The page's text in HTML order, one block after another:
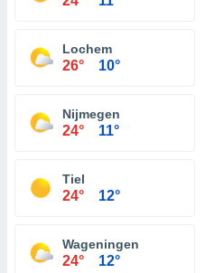
Lochem
26° 10°
Nijmegen
24° 11°
Tiel
24° 12°
Wageningen
24° 12°